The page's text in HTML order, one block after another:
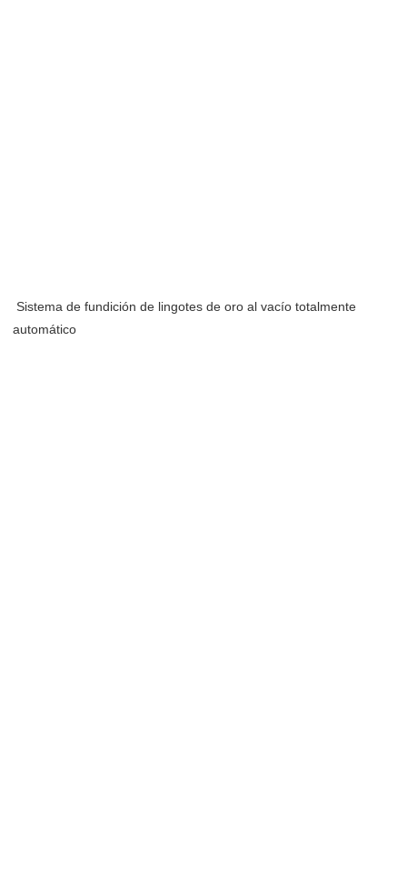
Sistema de fundición de lingotes de oro al vacío totalmente
automático